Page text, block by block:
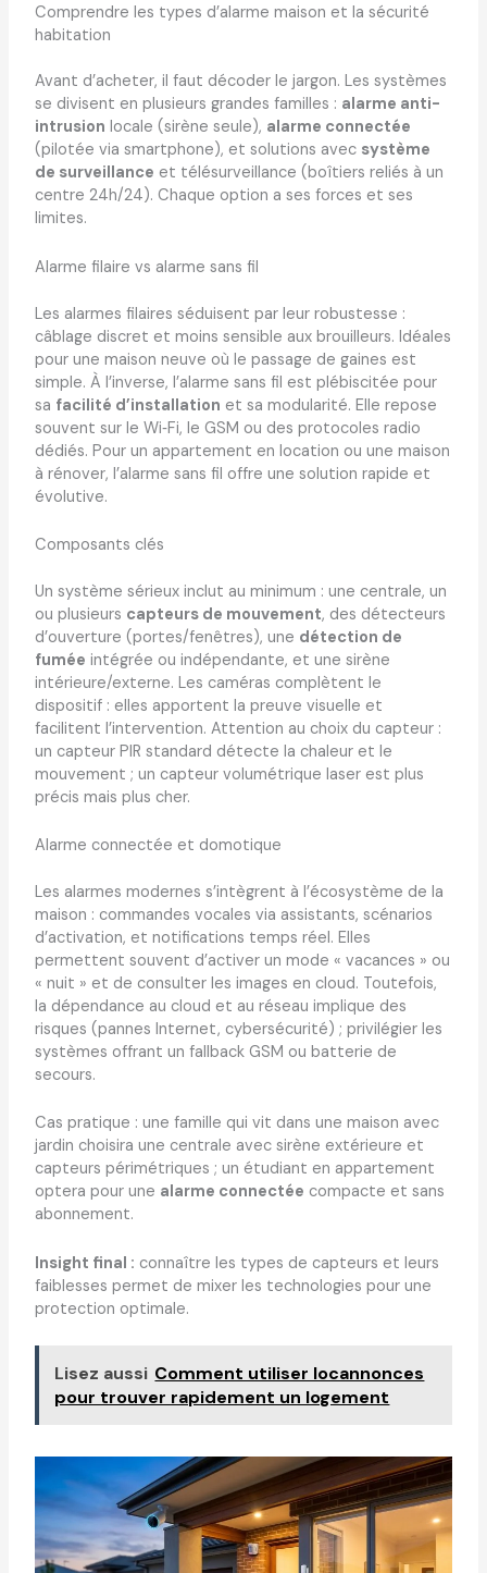
Comprendre les types d’alarme maison et la sécurité
habitation
Avant d’acheter, il faut décoder le jargon. Les systèmes
se divisent en plusieurs grandes familles : alarme anti-
intrusion locale (sirène seule), alarme connectée
(pilotée via smartphone), et solutions avec système
de surveillance et télésurveillance (boîtiers reliés à un
centre 24h/24). Chaque option a ses forces et ses
limites.
Alarme filaire vs alarme sans fil
Les alarmes filaires séduisent par leur robustesse :
câblage discret et moins sensible aux brouilleurs. Idéales
pour une maison neuve où le passage de gaines est
simple. À l’inverse, l’alarme sans fil est plébiscitée pour
sa facilité d’installation et sa modularité. Elle repose
souvent sur le Wi‑Fi, le GSM ou des protocoles radio
dédiés. Pour un appartement en location ou une maison
à rénover, l’alarme sans fil offre une solution rapide et
évolutive.
Composants clés
Un système sérieux inclut au minimum : une centrale, un
ou plusieurs capteurs de mouvement, des détecteurs
d’ouverture (portes/fenêtres), une détection de
fumée intégrée ou indépendante, et une sirène
intérieure/externe. Les caméras complètent le
dispositif : elles apportent la preuve visuelle et
facilitent l’intervention. Attention au choix du capteur :
un capteur PIR standard détecte la chaleur et le
mouvement ; un capteur volumétrique laser est plus
précis mais plus cher.
Alarme connectée et domotique
Les alarmes modernes s’intègrent à l’écosystème de la
maison : commandes vocales via assistants, scénarios
d’activation, et notifications temps réel. Elles
permettent souvent d’activer un mode « vacances » ou
« nuit » et de consulter les images en cloud. Toutefois,
la dépendance au cloud et au réseau implique des
risques (pannes Internet, cybersécurité) ; privilégier les
systèmes offrant un fallback GSM ou batterie de
secours.
Cas pratique : une famille qui vit dans une maison avec
jardin choisira une centrale avec sirène extérieure et
capteurs périmétriques ; un étudiant en appartement
optera pour une alarme connectée compacte et sans
abonnement.
Insight final : connaître les types de capteurs et leurs
faiblesses permet de mixer les technologies pour une
protection optimale.
Lisez aussi Comment utiliser locannonces
pour trouver rapidement un logement